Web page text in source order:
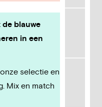
blauwe
in een
selectie en
Mix en match